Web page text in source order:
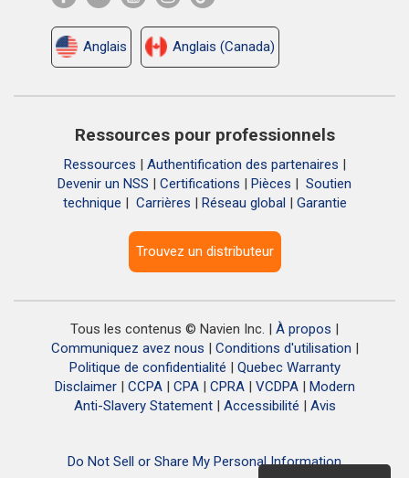
Anglais Anglais (Canada)
Ressources pour professionnels
Ressources | Authentification des partenaires |
Devenir un NSS | Certifications | Pièces | Soutien
technique | Carrières | Réseau global | Garantie
Trouvez un distributeur
Tous les contenus © Navien Inc. | À propos |
Communiquez avez nous | Conditions d'utilisation |
Politique de confidentialité | Quebec Warranty
Disclaimer| CCPA| CPA| CPRA| VCDPA| Modern
Anti-Slavery Statement| Accessibilité | Avis
Do Not Sell or Share My Personal Information